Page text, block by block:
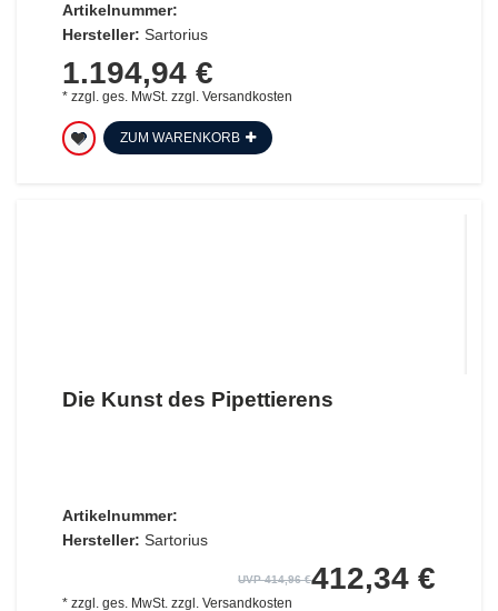
Artikelnummer:
Hersteller: Sartorius
1.194,94 €
* zzgl. ges. MwSt.zzgl. Versandkosten
ZUM WARENKORB
Die Kunst des Pipettierens
Artikelnummer:
Hersteller: Sartorius
UVP 414,96 €412,34 €
* zzgl. ges. MwSt. zzgl. Versandkosten